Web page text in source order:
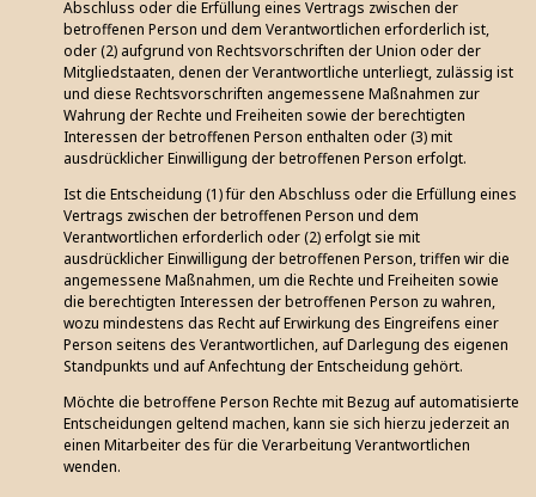
Abschluss oder die Erfüllung eines Vertrags zwischen der
betroffenen Person und dem Verantwortlichen erforderlich ist,
oder (2) aufgrund von Rechtsvorschriften der Union oder der
Mitgliedstaaten, denen der Verantwortliche unterliegt, zulässig ist
und diese Rechtsvorschriften angemessene Maßnahmen zur
Wahrung der Rechte und Freiheiten sowie der berechtigten
Interessen der betroffenen Person enthalten oder (3) mit
ausdrücklicher Einwilligung der betroffenen Person erfolgt.
Ist die Entscheidung (1) für den Abschluss oder die Erfüllung eines
Vertrags zwischen der betroffenen Person und dem
Verantwortlichen erforderlich oder (2) erfolgt sie mit
ausdrücklicher Einwilligung der betroffenen Person, triffen wir die
angemessene Maßnahmen, um die Rechte und Freiheiten sowie
die berechtigten Interessen der betroffenen Person zu wahren,
wozu mindestens das Recht auf Erwirkung des Eingreifens einer
Person seitens des Verantwortlichen, auf Darlegung des eigenen
Standpunkts und auf Anfechtung der Entscheidung gehört.
Möchte die betroffene Person Rechte mit Bezug auf automatisierte
Entscheidungen geltend machen, kann sie sich hierzu jederzeit an
einen Mitarbeiter des für die Verarbeitung Verantwortlichen
wenden.